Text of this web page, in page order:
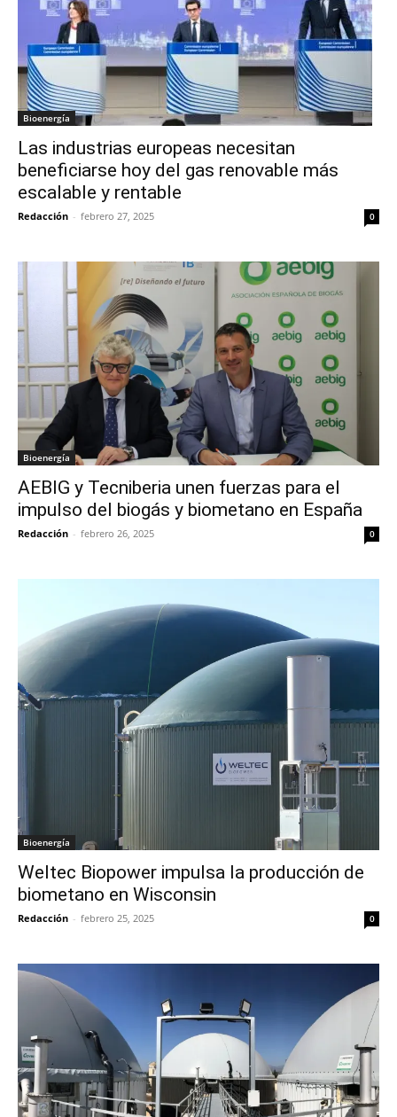
Bioenergía
Las industrias europeas necesitan
beneficiarse hoy del gas renovable más
escalable y rentable
Redacción - febrero 27, 2025 0
Bioenergía
AEBIG y Tecniberia unen fuerzas para el
impulso del biogás y biometano en España
Redacción - febrero 26, 2025 0
Bioenergía
Weltec Biopower impulsa la producción de
biometano en Wisconsin
Redacción - febrero 25, 2025 0